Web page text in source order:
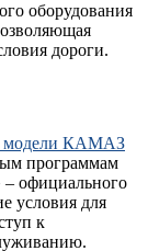
оборудования
дороги.
модели КАМАЗ
программам
– официального
условия для
к